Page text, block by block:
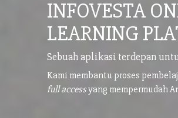
INFOVESTA
LEARNING
Sebuah aplikasi terdepan
Kami membantu proses
full accessyang mempermudah